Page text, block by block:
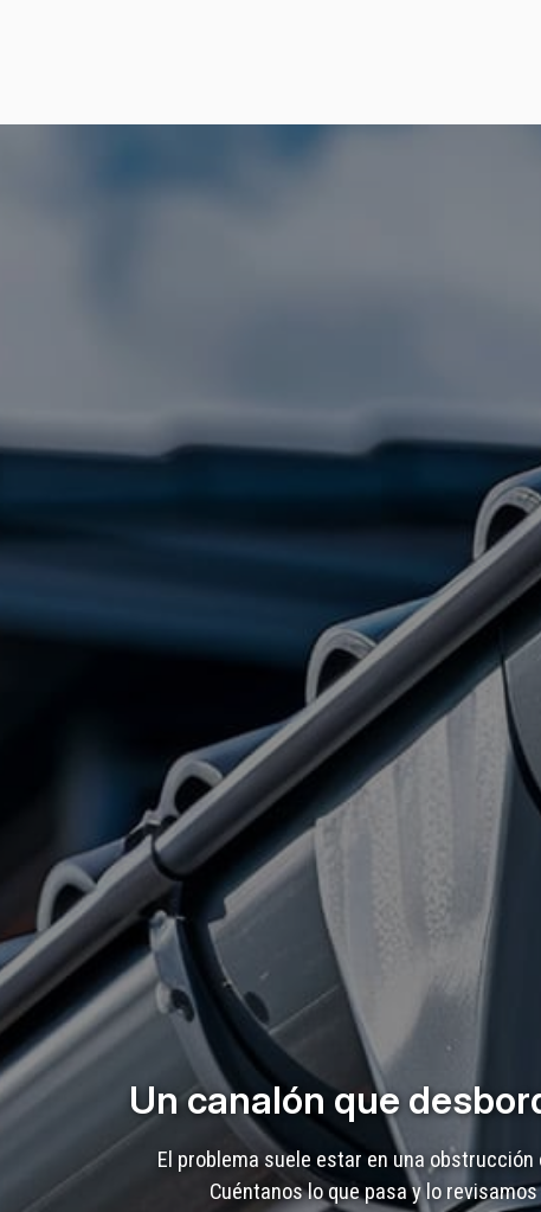
Un canalón que
El problema suele estar en una obstrucción
Cuéntanos lo que pasa y lo